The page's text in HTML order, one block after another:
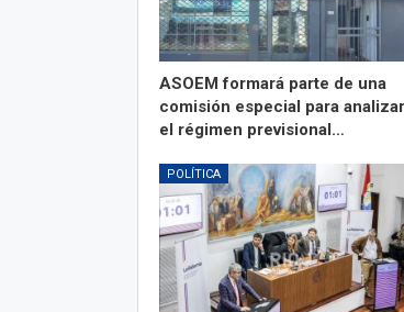
ASOEM formará parte de una
comisión especial para analizar
el régimen previsional…
POLÍTICA